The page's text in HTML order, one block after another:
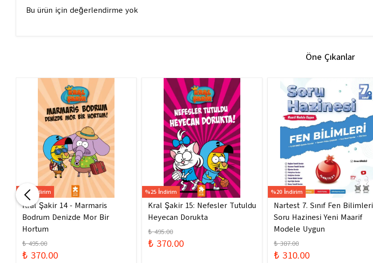
Bu ürün için değerlendirme yok
Öne Çıkanlar
%25 İndirim
Kral Şakir 14 - Marmaris
Bodrum Denizde Mor Bir
Hortum
₺ 495.00
₺ 370.00
%25 İndirim
Kral Şakir 15: Nefesler Tutuldu
Heyecan Dorukta
₺ 495.00
₺ 370.00
%20 İndirim
Nartest 7. Sınıf Fen Bilimleri
Soru Hazinesi Yeni Maarif
Modele Uygun
₺ 387.00
₺ 310.00